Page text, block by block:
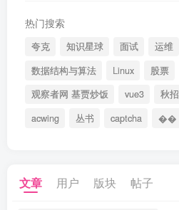
热门搜索
夸克 知识星球 面试 运维
数据结构与算法
Linux 股票
观察者网 基贾炒饭
vue3 秋招
acwing
丛书 captcha ��
文章 用户 版块 帖子